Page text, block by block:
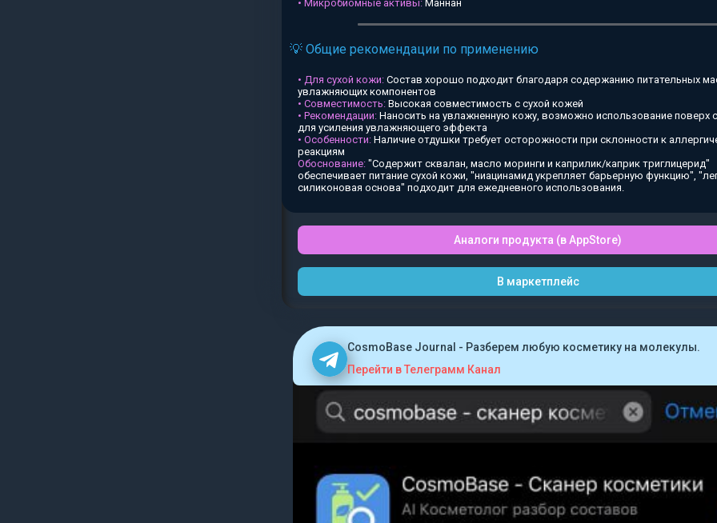
• Микробиомные активы: Маннан
💡 Общие рекомендации по применению
• Для сухой кожи: Состав хорошо подходит благодаря содержанию питательных
увлажняющих компонентов
• Совместимость: Высокая совместимость с сухой кожей
• Рекомендации: Наносить на увлажненную кожу, возможно использование поверх
для усиления увлажняющего эффекта
• Особенности: Наличие отдушки требует осторожности при склонности к
реакциям
Обоснование: "Содержит сквалан, масло моринги и каприлик/каприк триглицерид"
обеспечивает питание сухой кожи, "ниацинамид укрепляет барьерную функцию",
силиконовая основа" подходит для ежедневного использования.
Аналоги продукта (в AppStore)
В маркетплейс
CosmoBase Journal - Разберем любую косметику на молекулы.
Перейти в Телеграмм Канал